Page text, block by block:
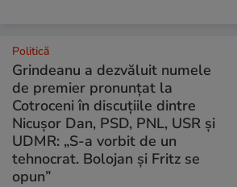
Politică
Grindeanu a dezvăluit numele
de premier pronunțat la
Cotroceni în discuțiile dintre
Nicușor Dan, PSD, PNL, USR și
UDMR: „S-a vorbit de un
tehnocrat. Bolojan și Fritz se
opun”